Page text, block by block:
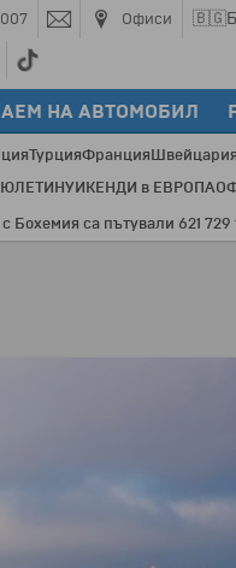
Офиси 🇧🇬
НА АВТОМОБИЛ
ТурцияФранцияШвейцария
УИКЕНДИ в ЕВРОПА
са пътували 621 729